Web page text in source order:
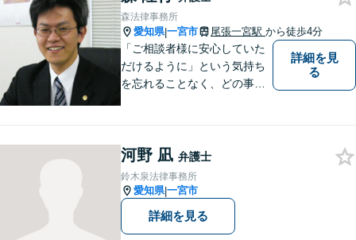
軽にご相談ください。
森法律事務所
愛知県|一宮市 尾張一宮駅 から徒歩4分
「ご相談者様に安心していた
だけるように」という気持ち
を忘れることなく、どの事件
詳細を見
る
河野 凪 弁護士
鈴木泉法律事務所
愛知県|一宮市
詳細を見る